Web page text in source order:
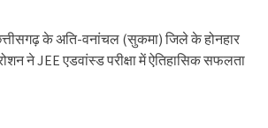
के अति-वनांचल (सुकमा) जिले के होनहार
ने JEE एडवांस्ड परीक्षा में ऐतिहासिक सफलता